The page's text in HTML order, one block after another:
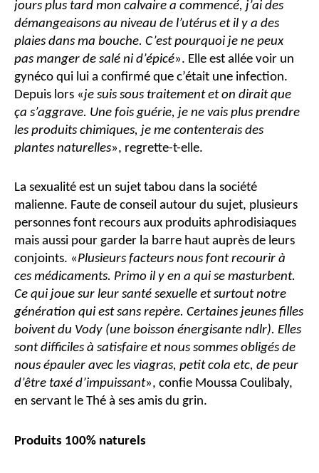
jours plus tard mon calvaire a commencé, j’ai des
démangeaisons au niveau de l’utérus et il y a des
plaies dans ma bouche. C’est pourquoi je ne peux
pas manger de salé ni d’épicé». Elle est allée voir un
gynéco qui lui a confirmé que c’était une infection.
Depuis lors «je suis sous traitement et on dirait que
ça s’aggrave. Une fois guérie, je ne vais plus prendre
les produits chimiques, je me contenterais des
plantes naturelles», regrette-t-elle.
La sexualité est un sujet tabou dans la société
malienne. Faute de conseil autour du sujet, plusieurs
personnes font recours aux produits aphrodisiaques
mais aussi pour garder la barre haut auprès de leurs
conjoints. «Plusieurs facteurs nous font recourir à
ces médicaments. Primo il y en a qui se masturbent.
Ce qui joue sur leur santé sexuelle et surtout notre
génération qui est sans repère. Certaines jeunes filles
boivent du Vody (une boisson énergisante ndlr). Elles
sont difficiles à satisfaire et nous sommes obligés de
nous épauler avec les viagras, petit cola etc, de peur
d’être taxé d’impuissant», confie Moussa Coulibaly,
en servant le Thé à ses amis du grin.
Produits 100% naturels